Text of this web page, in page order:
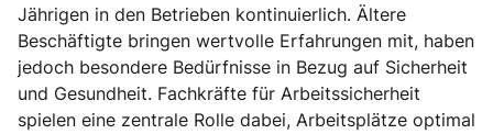
Jährigen in den Betrieben kontinuierlich. Ältere
Beschäftigte bringen wertvolle Erfahrungen mit, haben
jedoch besondere Bedürfnisse in Bezug auf Sicherheit
und Gesundheit. Fachkräfte für Arbeitssicherheit
spielen eine zentrale Rolle dabei, Arbeitsplätze optimal